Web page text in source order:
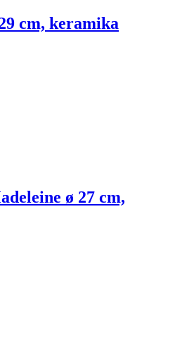
cm, keramika
ø 27 cm,